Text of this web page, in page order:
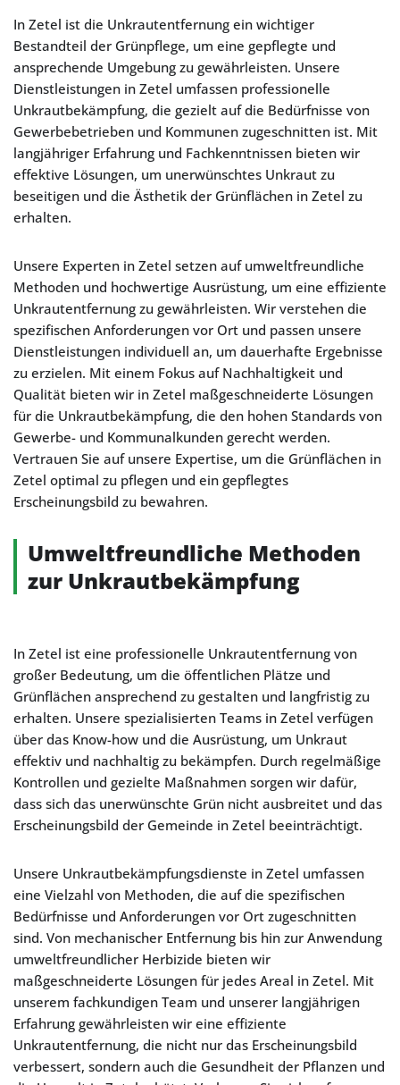
In Zetel ist die Unkrautentfernung ein wichtiger
Bestandteil der Grünpflege, um eine gepflegte und
ansprechende Umgebung zu gewährleisten. Unsere
Dienstleistungen in Zetel umfassen professionelle
Unkrautbekämpfung, die gezielt auf die Bedürfnisse von
Gewerbebetrieben und Kommunen zugeschnitten ist. Mit
langjähriger Erfahrung und Fachkenntnissen bieten wir
effektive Lösungen, um unerwünschtes Unkraut zu
beseitigen und die Ästhetik der Grünflächen in Zetel zu
erhalten.
Unsere Experten in Zetel setzen auf umweltfreundliche
Methoden und hochwertige Ausrüstung, um eine effiziente
Unkrautentfernung zu gewährleisten. Wir verstehen die
spezifischen Anforderungen vor Ort und passen unsere
Dienstleistungen individuell an, um dauerhafte Ergebnisse
zu erzielen. Mit einem Fokus auf Nachhaltigkeit und
Qualität bieten wir in Zetel maßgeschneiderte Lösungen
für die Unkrautbekämpfung, die den hohen Standards von
Gewerbe- und Kommunalkunden gerecht werden.
Vertrauen Sie auf unsere Expertise, um die Grünflächen in
Zetel optimal zu pflegen und ein gepflegtes
Erscheinungsbild zu bewahren.
Umweltfreundliche Methoden
zur Unkrautbekämpfung
In Zetel ist eine professionelle Unkrautentfernung von
großer Bedeutung, um die öffentlichen Plätze und
Grünflächen ansprechend zu gestalten und langfristig zu
erhalten. Unsere spezialisierten Teams in Zetel verfügen
über das Know-how und die Ausrüstung, um Unkraut
effektiv und nachhaltig zu bekämpfen. Durch regelmäßige
Kontrollen und gezielte Maßnahmen sorgen wir dafür,
dass sich das unerwünschte Grün nicht ausbreitet und das
Erscheinungsbild der Gemeinde in Zetel beeinträchtigt.
Unsere Unkrautbekämpfungsdienste in Zetel umfassen
eine Vielzahl von Methoden, die auf die spezifischen
Bedürfnisse und Anforderungen vor Ort zugeschnitten
sind. Von mechanischer Entfernung bis hin zur Anwendung
umweltfreundlicher Herbizide bieten wir
maßgeschneiderte Lösungen für jedes Areal in Zetel. Mit
unserem fachkundigen Team und unserer langjährigen
Erfahrung gewährleisten wir eine effiziente
Unkrautentfernung, die nicht nur das Erscheinungsbild
verbessert, sondern auch die Gesundheit der Pflanzen und